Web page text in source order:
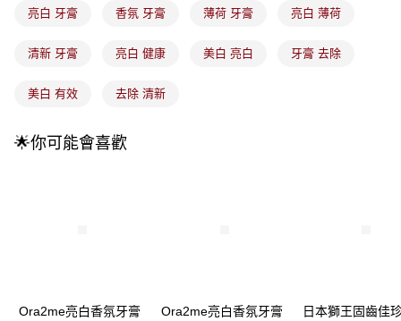
流程，驗證手機門號後，選擇欲分期的期數、繳款截止日，確認付款後即完
4.訂單成立30分鐘內，如未前往確認交易或遇審核未通過，訂單將自動取
法說明評估內容。
醒簡訊。
2.透過簡訊連結打開帳單後，可選擇「超商條碼／台灣大直營門市／銀行轉
3.完整用戶服務條款，請詳閱以下連結：https://oppay.tw/userRule
運送方式
全家取貨付款
付款後全家取貨
亮白 牙膏 香氛 牙膏 薄荷 牙膏 亮白 薄荷
清新 牙膏 亮白 健康 美白 亮白 牙膏 去除
美白 有效 去除 清新
🌟你可能會喜歡
Ora2me亮白香氛牙膏
Ora2me亮白香氛牙膏
日本獅王固齒佳